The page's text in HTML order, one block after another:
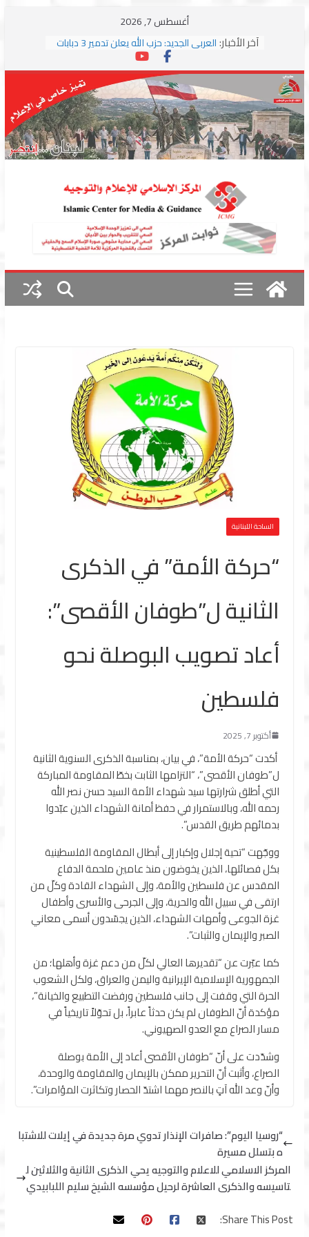
أغسطس 7, 2026
آخر الأخبار: العربي الجديد: حزب الله يعلن تدمير 3 دبابات
وسط اشتباكات مع جيش الاحتلال
ترامب: مذكرة التفاهم تمثل “استسلاما غير
مشروط” من جانب إيران
الجمهورية: إسرائيل إلى واشنطن بخريطة
احتلال جديدة ولبنان أمام اختبار التفاوض
بزشكيان وترامب يوقعان اتفاق إسلام آباد
تمهيداً لاستئناف المفاوضات
استهداف دراجة نارية على طريق العباسية
الساحة اللبنانية
“حركة الأمة” في الذكرى
الثانية ل”طوفان الأقصى”:
أعاد تصويب البوصلة نحو
فلسطين
أكتوبر 7, 2025
أكدت “حركة الأمة”، في بيان، بمناسبة الذكرى السنوية الثانية
ل”طوفان الأقصى”، “التزامها الثابت بخطّ المقاومة المباركة
التي أطلق شرارتها سيد شهداء الأمة السيد حسن نصر الله
رحمه الله، وبالاستمرار في حفظ أمانة الشهداء الذين عبّدوا
بدمائهم طريق القدس”.
ووجّهت “تحية إجلال وإكبار إلى أبطال المقاومة الفلسطينية
بكل فصائلها، الذين يخوضون منذ عامين ملحمة الدفاع
المقدس عن فلسطين والأمة، وإلى الشهداء القادة وكلّ من
ارتقى في سبيل الله والحرية، وإلى الجرحى والأسرى وأطفال
غزة الجوعى وأمهات الشهداء، الذين يجسّدون أسمى معاني
الصبر والإيمان والثبات”.
كما عبّرت عن “تقديرها العالي لكلّ من دعم غزة وأهلها؛ من
الجمهورية الإسلامية الإيرانية واليمن والعراق، ولكل الشعوب
الحرة التي وقفت إلى جانب فلسطين ورفضت التطبيع والخيانة”،
مؤكدة أنّ الطوفان لم يكن حدثاً عابراً، بل تحوّلاً تاريخياً في
مسار الصراع مع العدو الصهيوني.
وشدّدت على أنّ “طوفان الأقصى أعاد إلى الأمة بوصلة
الصراع، وأثبت أنّ التحرير ممكن بالإيمان والمقاومة والوحدة،
وأنّ وعد الله آتٍ بالنصر مهما اشتدّ الحصار وتكاثرت المؤامرات”.
“روسيا اليوم”: صافرات الإنذار تدوي مرة جديدة في إيلات للاشتبا
ه بتسلل مسيرة
المركز الاسلامي للاعلام والتوجيه يحي الذكرى الثانية والثلاثين ل
تاسيسه والذكرى العاشرة لرحيل مؤسسه الشيخ سليم اللبابيدي
Share This Post: